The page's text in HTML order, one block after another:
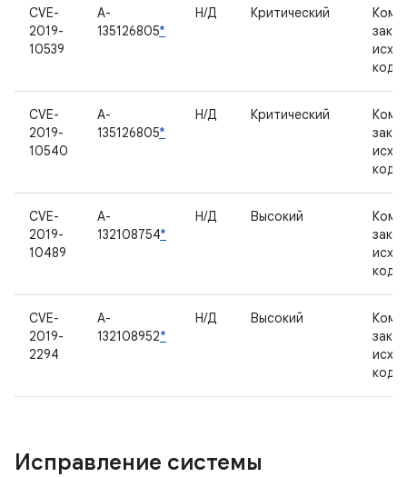
CVE-
2019-
10539
A-
135126805*
Н/Д Критический
CVE-
2019-
10540
A-
135126805*
Н/Д Критический
CVE-
2019-
10489
A-
132108754*
Н/Д Высокий
CVE-
2019-
2294
A-
132108952*
Н/Д Высокий
Исправление системы